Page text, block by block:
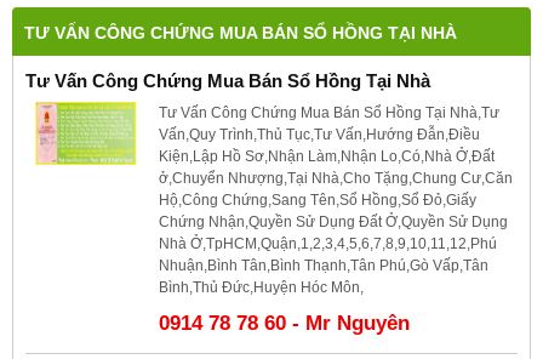
TƯ VẤN CÔNG CHỨNG MUA BÁN SỔ HỒNG TẠI NHÀ
Tư Vấn Công Chứng Mua Bán Sổ Hồng Tại Nhà
Tư Vấn Công Chứng Mua Bán Sổ Hồng Tại Nhà,Tư
Vấn,Quy Trình,Thủ Tục,Tư Vấn,Hướng Đẫn,Điều
Kiện,Lập Hồ Sơ,Nhận Làm,Nhận Lo,Có,Nhà Ở,Đất
ở,Chuyển Nhượng,Tại Nhà,Cho Tặng,Chung Cư,Căn
Hộ,Công Chứng,Sang Tên,Sổ Hồng,Sổ Đỏ,Giấy
Chứng Nhận,Quyền Sử Dụng Đất Ở,Quyền Sử Dụng
Nhà Ở,TpHCM,Quận,1,2,3,4,5,6,7,8,9,10,11,12,Phú
Nhuận,Bình Tân,Bình Thạnh,Tân Phú,Gò Vấp,Tân
Bình,Thủ Đức,Huyện Hóc Môn,
0914 78 78 60 - Mr Nguyên